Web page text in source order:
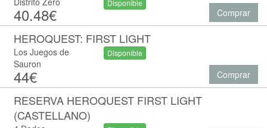
40.48€
Disponible
Comprar
HEROQUEST: FIRST LIGHT
Los Juegos de
Sauron
44€
Disponible
Comprar
RESERVA HEROQUEST FIRST LIGHT
(CASTELLANO)